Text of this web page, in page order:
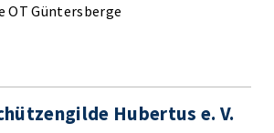
OT Güntersberge
Hubertus e. V.